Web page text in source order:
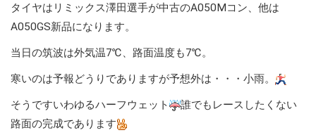
タイヤはリミックス澤田選手が中古のA050Mコン、他は
A050GS新品になります。
当日の筑波は外気温7℃、路面温度も7℃。
寒いのは予報どうりでありますが予想外は・・・小雨。
そうですいわゆるハーフウェット
誰でもレースしたくない
路面の完成であります